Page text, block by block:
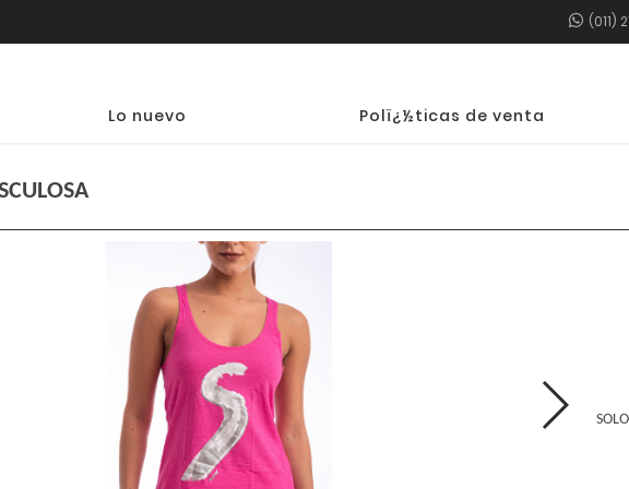
(011)
Lo nuevo Polï¿½ticas de venta